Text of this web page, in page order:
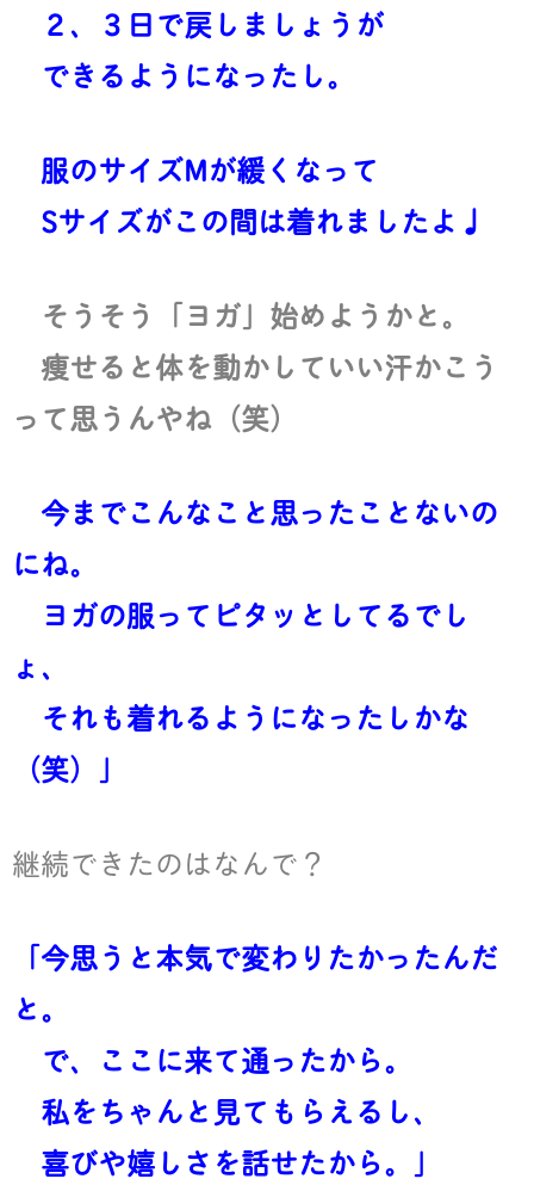
２、３日で戻しましょうが
できるようになったし。
服のサイズMが緩くなって
Sサイズがこの間は着れましたよ♩
そうそう「ヨガ」始めようかと。
痩せると体を動かしていい汗かこう
って思うんやね（笑）
今までこんなこと思ったことないの
にね。
ヨガの服ってピタッとしてるでし
ょ、
それも着れるようになったしかな
（笑）」
継続できたのはなんで？
「今思うと本気で変わりたかったんだ
と。
で、ここに来て通ったから。
私をちゃんと見てもらえるし、
喜びや嬉しさを話せたから。」